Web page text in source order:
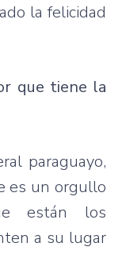
la felicidad
que tiene la
paraguayo,
es un orgullo
están los
a su lugar